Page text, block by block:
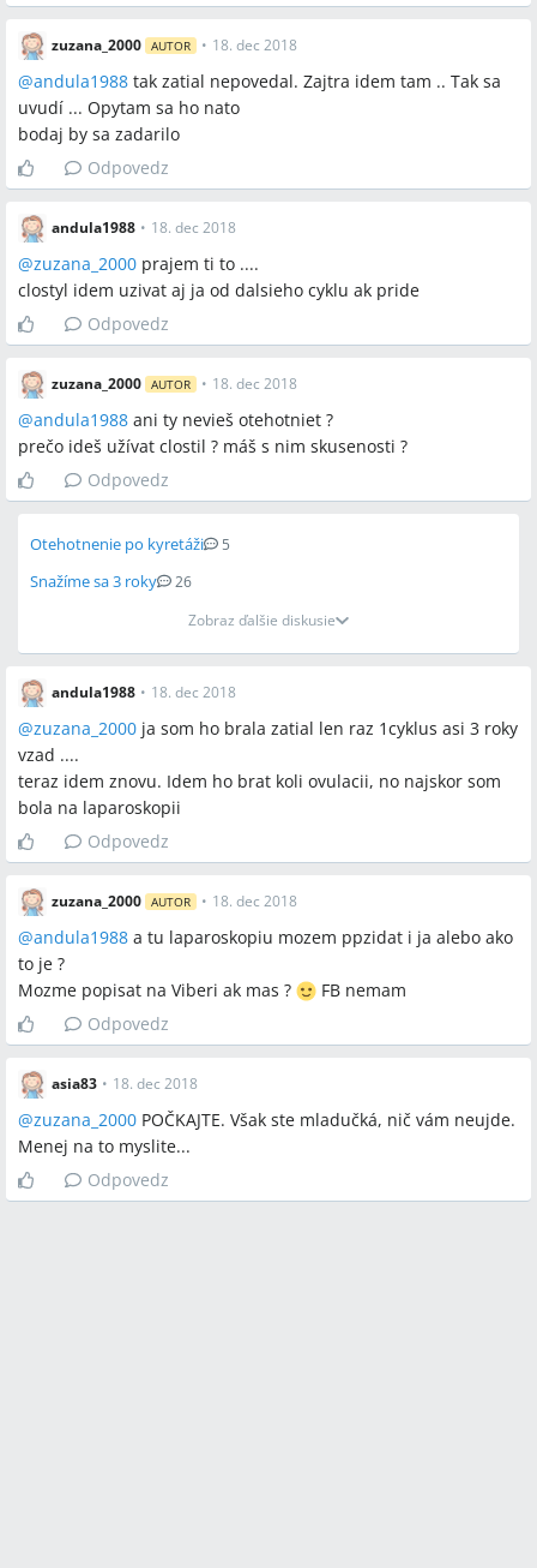
zuzana_2000 AUTOR • 18. dec 2018
@andula1988 tak zatial nepovedal. Zajtra idem tam .. Tak sa
uvudí ... Opytam sa ho nato
bodaj by sa zadarilo
Odpovedz
andula1988 • 18. dec 2018
@zuzana_2000 prajem ti to ....
clostyl idem uzivat aj ja od dalsieho cyklu ak pride
Odpovedz
zuzana_2000 AUTOR • 18. dec 2018
@andula1988 ani ty nevieš otehotniet ?
prečo ideš užívat clostil ? máš s nim skusenosti ?
Odpovedz
Otehotnenie po kyretáži 5
Snažíme sa 3 roky
26
Zobraz ďalšie diskusie
andula1988 • 18. dec 2018
@zuzana_2000 ja som ho brala zatial len raz 1cyklus asi 3 roky
vzad ....
teraz idem znovu. Idem ho brat koli ovulacii, no najskor som
bola na laparoskopii
Odpovedz
zuzana_2000 AUTOR • 18. dec 2018
@andula1988 a tu laparoskopiu mozem ppzidat i ja alebo ako
to je ?
Mozme popisat na Viberi ak mas ?
FB nemam
Odpovedz
asia83 • 18. dec 2018
@zuzana_2000 POČKAJTE. Však ste mladučká, nič vám neujde.
Menej na to myslite...
Odpovedz